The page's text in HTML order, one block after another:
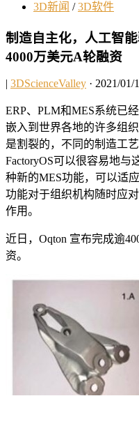
3D新闻 / 3D软件
制造自主化，人工智
4000万美元A轮融资
| 3DScienceValley · 2021/01/
ERP、PLM和MES系统已
嵌入到世界各地的许多组
是割裂的，不同的制造工
FactoryOS可以很容易地
种新的MES功能，可以适
功能对于组织机构随时应
作用。
近日，Oqton 宣布完成逾
资。